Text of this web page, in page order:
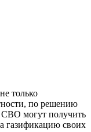
только
по решению
СВО могут получить
газификацию своих